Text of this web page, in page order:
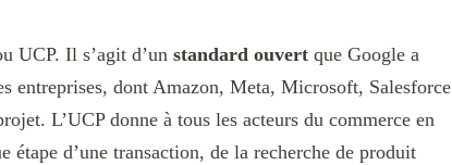
UCP. Il s’agit d’un standard ouvert que Google a
entreprises, dont Amazon, Meta, Microsoft, Salesforce
L’UCP donne à tous les acteurs du commerce en
étape d’une transaction, de la recherche de produit